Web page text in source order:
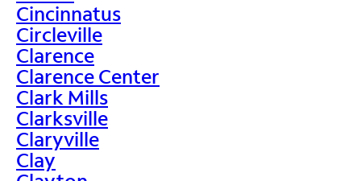
Cincinnatus
Circleville
Clarence
Clarence Center
Clark Mills
Clarksville
Claryville
Clay